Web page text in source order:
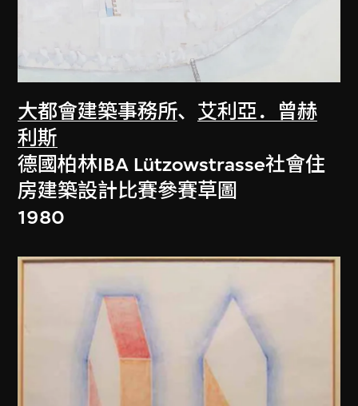
大都會建築事務所、 艾利亞．曾赫
利斯
德國柏林IBA Lützowstrasse社會住
房建築設計比賽參賽草圖
1980